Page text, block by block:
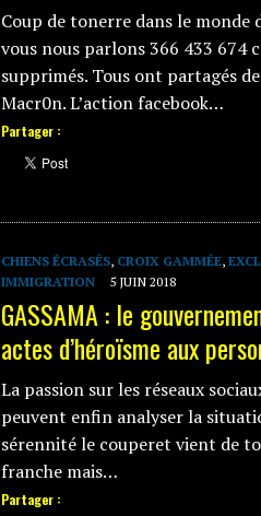
Coup de tonerre dans le
vous nous parlons 366 433 674
supprimés. Tous ont partagés
Macr0n. L’action facebook…
Partager :
CHIENS ÉCRASÉS, CROIX GAMMÉE,
IMMIGRATION
5 JUIN 2018
GASSAMA : le
actes d’héroïsme aux
La passion sur les réseaux
peuvent enfin analyser la
sérennité le couperet vient de
franche mais…
Partager :